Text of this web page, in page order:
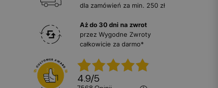
dla zamówień za min. 250 zł
Aż do 30 dni na zwrot
przez Wygodne Zwroty
całkowicie za darmo*
4.9/5